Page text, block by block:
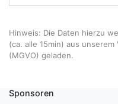
Hinweis: Die Daten hierzu
(ca. alle 15min) aus
(MGVO) geladen.
Sponsoren